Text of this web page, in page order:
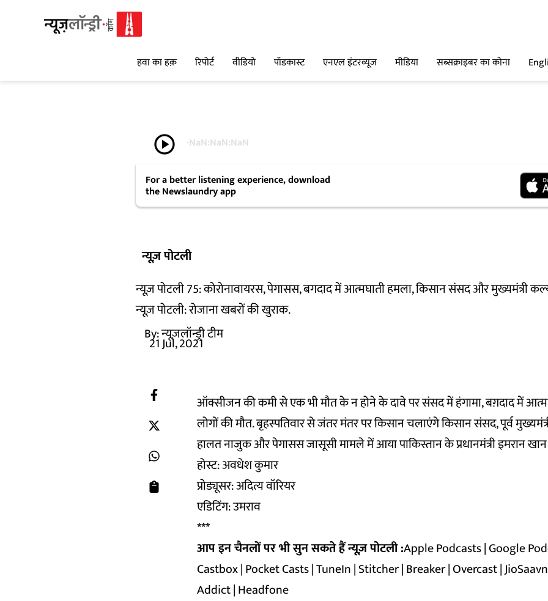
हवा का हक़ रिपोर्ट वीडियो पॉडकास्ट एनएल इंटरव्यूज मीडिया सब्सक्राइबर का कोना
play_circle -NaN:NaN:NaN
For a better listening experience, download
the Newslaundry app
न्यूज़ पोटली
न्यूज़ पोटली 75: कोरोनावायरस, पेगासस, बगदाद में आत्मघाती हमला, किसान संसद और मुख्यमंत्री
न्यूज़ पोटली: रोजाना खबरों की खुराक.
By:न्यूज़लॉन्ड्री टीम
21 Jul, 2021
ऑक्सीजन की कमी से एक भी मौत के न होने के दावे पर संसद में हंगामा, बग़दाद में
लोगों की मौत. बृहस्पतिवार से जंतर मंतर पर किसान चलाएंगे किसान संसद, पूर्व
हालत नाजुक और पेगासस जासूसी मामले में आया पाकिस्तान के प्रधानमंत्री इमरान
होस्ट: अवधेश कुमार
प्रोड्यूसर: अदित्य वॉरियर
एडिटिंग: उमराव
***
आप इन चैनलों पर भी सुन सकते हैं न्यूज़ पोटली :Apple Podcasts|Google
Castbox|Pocket Casts|TuneIn|Stitcher|Breaker|Overcast|
Addict|Headfone